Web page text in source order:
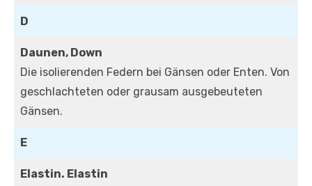
D
Daunen, Down
Die isolierenden Federn bei Gänsen oder Enten. Von
geschlachteten oder grausam ausgebeuteten
Gänsen.
E
Elastin. Elastin